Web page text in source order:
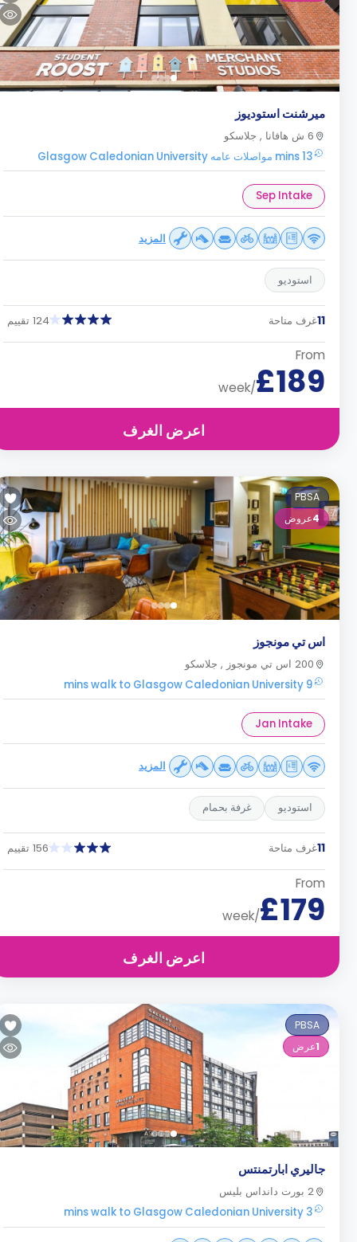
ميرشنت استوديوز
6 ش هافانا , جلاسكو
13 mins مواصلات عامه Glasgow Caledonian University
Sep Intake
المزيد
استوديو
غرف متاحة 124 تقييم
From
£189
/week
اعرض الغرف
PBSA
4 عروض
اس تي مونجوز
200 اس تي مونجوز , جلاسكو
9 mins walk to Glasgow Caledonian University
Jan Intake
المزيد
استوديو غرفة بحمام
غرف متاحة 156 تقييم
From
£179
/week
اعرض الغرف
PBSA
1 عرض
جاليري ابارتمنتس
2 بورت دانداس بليس
3 mins walk to Glasgow Caledonian University